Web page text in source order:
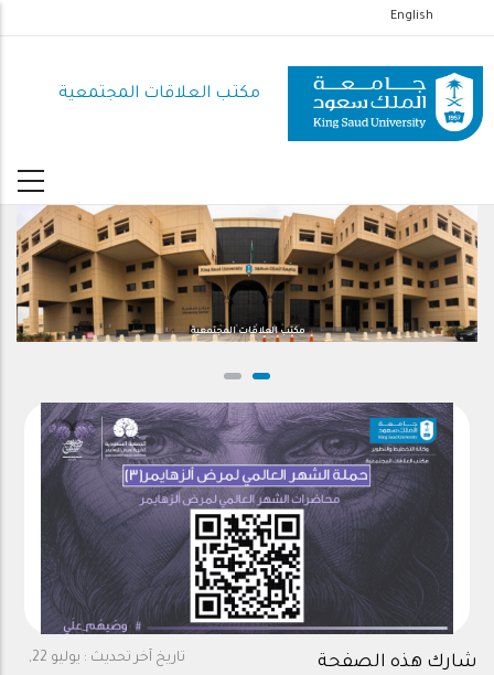
إلى
المحتوى
الرئيسي
English
مكتب العلاقات المجتمعية
مكتب العلاقات المجتمعية
تاريخ آخر تحديث :
يوليو 22,
شارك هذه الصفحة